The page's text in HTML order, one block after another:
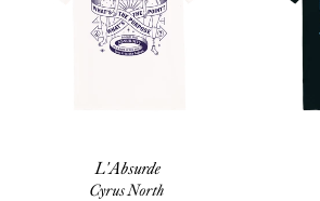
L'Absurde
Cyrus North